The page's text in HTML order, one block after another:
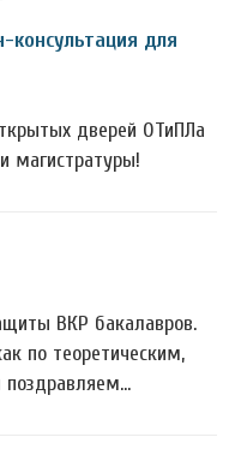
для
дверей ОТиПЛа
магистратуры!
ВКР бакалавров.
по теоретическим,